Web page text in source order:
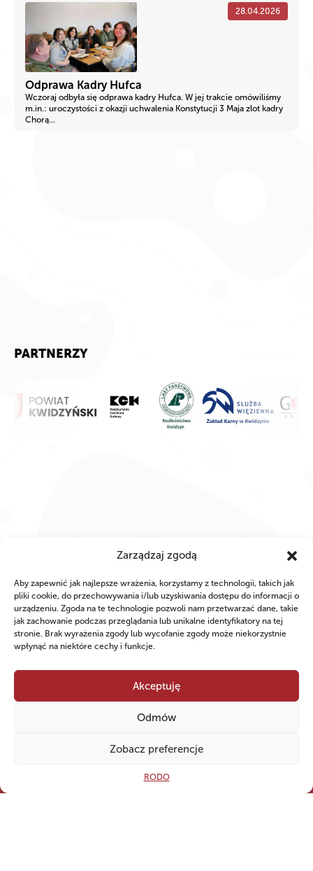
Zarządzaj zgodą
Aby zapewnić jak najlepsze wrażenia, korzystamy z technologii, takich jak
pliki cookie, do przechowywania i/lub uzyskiwania dostępu do informacji o
urządzeniu. Zgoda na te technologie pozwoli nam przetwarzać dane, takie
jak zachowanie podczas przeglądania lub unikalne identyfikatory na tej
stronie. Brak wyrażenia zgody lub wycofanie zgody może niekorzystnie
wpłynąć na niektóre cechy i funkcje.
Akceptuję
Odmów
Zobacz preferencje
RODO
28.04.2026
Odprawa Kadry Hufca
Wczoraj odbyła się odprawa kadry Hufca. W jej trakcie omówiliśmy
m.in.: uroczystości z okazji uchwalenia Konstytucji 3 Maja zlot kadry
Chorą...
PARTNERZY
WSPÓLNIE DLA HARCERSKIEJ MISJI
Twoje wsparcie, nasza
siła!
Numer konta do darowizn na rzecz Hufca ZHP
79 ‍1240 ‍5400 ‍1111 ‍0010 ‍6256